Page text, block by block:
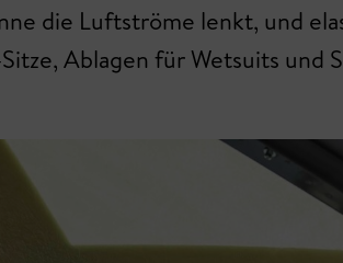
die Luftströme lenkt, und
Ablagen für Wetsuits und